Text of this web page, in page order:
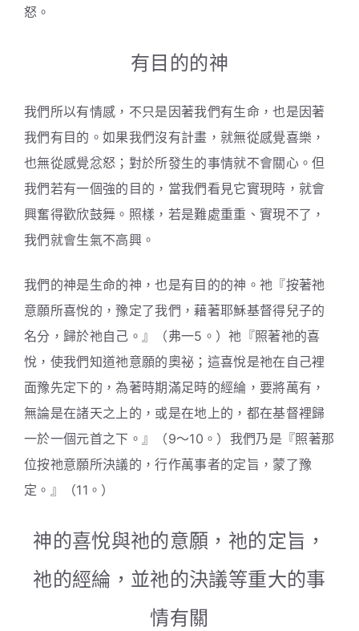
怒。
有目的的神
我們所以有情感，不只是因著我們有生命，也是因著
我們有目的。如果我們沒有計畫，就無從感覺喜樂，
也無從感覺忿怒；對於所發生的事情就不會關心。但
我們若有一個強的目的，當我們看見它實現時，就會
興奮得歡欣鼓舞。照樣，若是難處重重、實現不了，
我們就會生氣不高興。
我們的神是生命的神，也是有目的的神。祂『按著祂
意願所喜悅的，豫定了我們，藉著耶穌基督得兒子的
名分，歸於祂自己。』（弗一5。）祂『照著祂的喜
悅，使我們知道祂意願的奧祕；這喜悅是祂在自己裡
面豫先定下的，為著時期滿足時的經綸，要將萬有，
無論是在諸天之上的，或是在地上的，都在基督裡歸
一於一個元首之下。』（9～10。）我們乃是『照著那
位按祂意願所決議的，行作萬事者的定旨，蒙了豫
定。』（11。）
神的喜悅與祂的意願，祂的定旨，
祂的經綸，並祂的決議等重大的事
情有關